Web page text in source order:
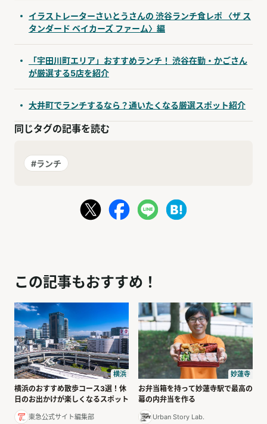
イラストレーターさいとうさんの 渋谷ランチ食レポ 〈ザ ス
タンダード ベイカーズ ファーム〉編
「宇田川町エリア」おすすめランチ！ 渋谷在勤・かごさん
が厳選する5店を紹介
大井町でランチするなら？通いたくなる厳選スポット紹介
同じタグの記事を読む
#ランチ
この記事もおすすめ！
横浜
横浜のおすすめ散歩コース3選！休
日のお出かけが楽しくなるスポット
東急公式サイト編集部
妙蓮寺
お弁当箱を持って妙蓮寺駅で最高の
幕の内弁当を作る
Urban Story Lab.